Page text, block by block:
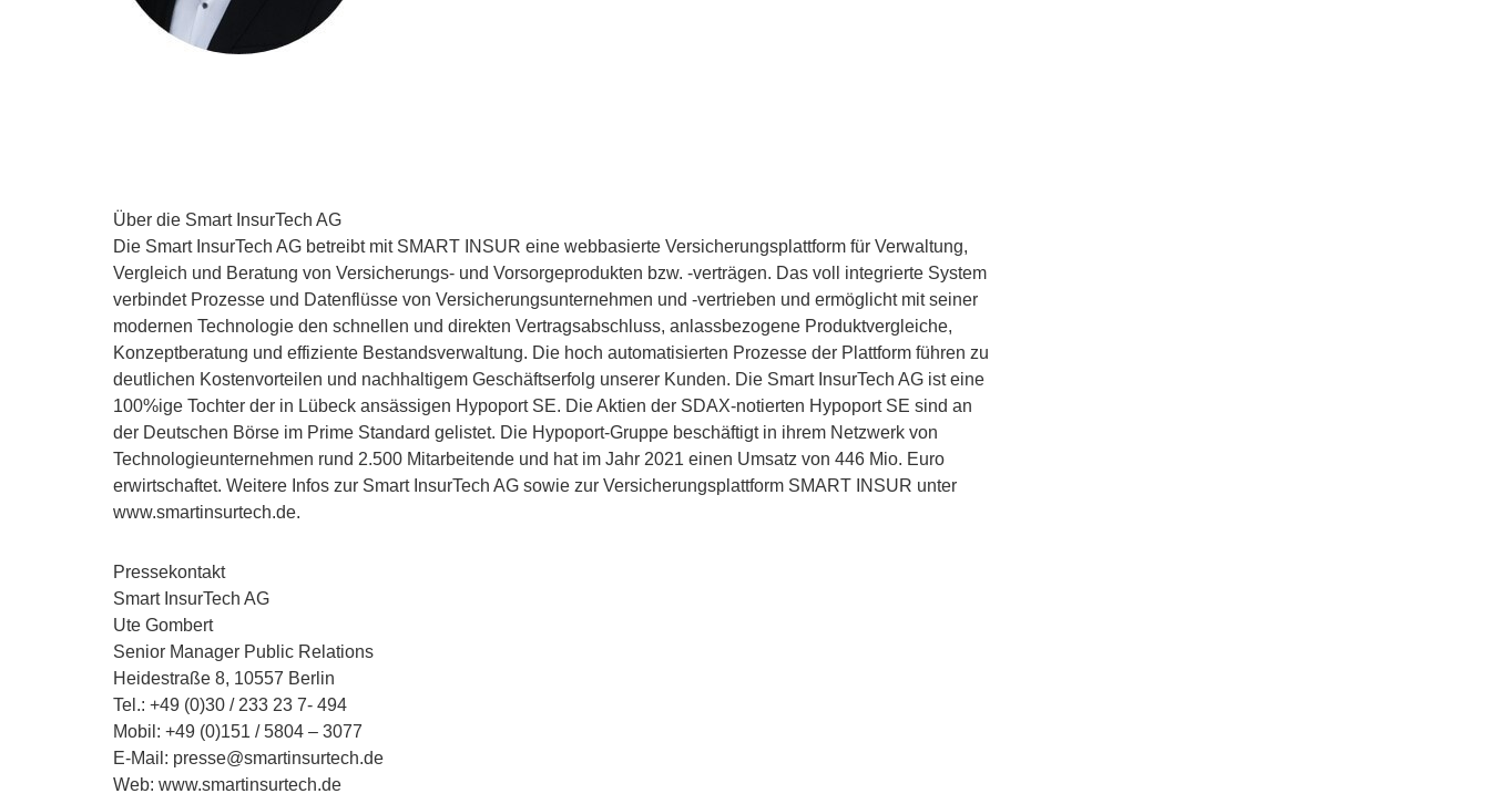
Über die Smart InsurTech AG
Die Smart InsurTech AG betreibt mit SMART INSUR eine webbasierte Versicherungsplattform für Verwaltung,
Vergleich und Beratung von Versicherungs- und Vorsorgeprodukten bzw. -verträgen. Das voll integrierte System
verbindet Prozesse und Datenflüsse von Versicherungsunternehmen und -vertrieben und ermöglicht mit seiner
modernen Technologie den schnellen und direkten Vertragsabschluss, anlassbezogene Produktvergleiche,
Konzeptberatung und effiziente Bestandsverwaltung. Die hoch automatisierten Prozesse der Plattform führen zu
deutlichen Kostenvorteilen und nachhaltigem Geschäftserfolg unserer Kunden. Die Smart InsurTech AG ist eine
100%ige Tochter der in Lübeck ansässigen Hypoport SE. Die Aktien der SDAX-notierten Hypoport SE sind an
der Deutschen Börse im Prime Standard gelistet. Die Hypoport-Gruppe beschäftigt in ihrem Netzwerk von
Technologieunternehmen rund 2.500 Mitarbeitende und hat im Jahr 2021 einen Umsatz von 446 Mio. Euro
erwirtschaftet. Weitere Infos zur Smart InsurTech AG sowie zur Versicherungsplattform SMART INSUR unter
www.smartinsurtech.de.
Pressekontakt
Smart InsurTech AG
Ute Gombert
Senior Manager Public Relations
Heidestraße 8, 10557 Berlin
Tel.: +49 (0)30 / 233 23 7- 494
Mobil: +49 (0)151 / 5804 – 3077
E-Mail: presse@smartinsurtech.de
Web: www.smartinsurtech.de